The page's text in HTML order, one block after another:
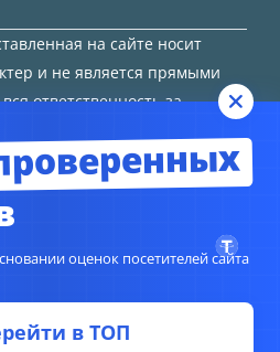
на сайте носит
и не является прямыми
ответственность за
2024TORFOREX.COM
оценок посетителей сайта
в ТОП